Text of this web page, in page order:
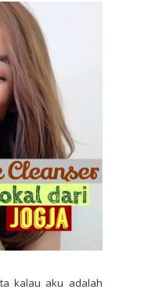
kalau aku adalah